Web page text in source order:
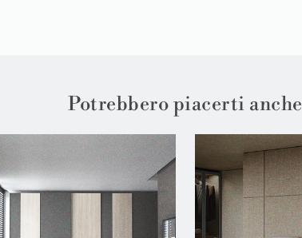
Potrebbero piacerti anche